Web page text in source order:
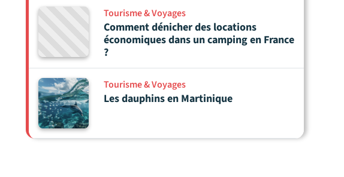
Tourisme & Voyages
Comment dénicher des locations
économiques dans un camping en France
?
Tourisme & Voyages
Les dauphins en Martinique